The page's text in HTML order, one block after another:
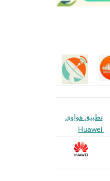
تطبيق هواوي